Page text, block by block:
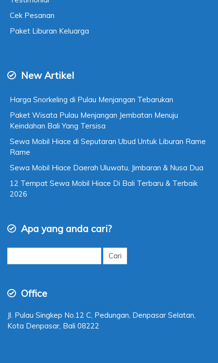
Cek Pesanan
Paket Liburan Keluarga
New Artikel
Harga Snorkeling di Pulau Menjangan Tebarukan
Paket Wisata Pulau Menjangan Jembatan Menuju
Keindahan Bali Yang Tersisa
Sewa Mobil Hiace di Seputaran Ubud Untuk Liburan Rame
Rame
Sewa Mobil Hiace Daerah Uluwatu, Jimbaran & Nusa Dua
12 Tempat Sewa Mobil Hiace Di Bali Terbaru & Terbaik
2026
Apa yang anda cari?
Cari
Office
Jl. Pulau Singkep No.12 C, Pedungan, Denpasar Selatan,
Kota Denpasar, Bali 08222